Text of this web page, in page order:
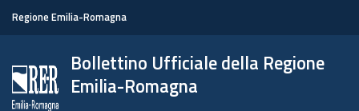
Regione Emilia-Romagna
Bollettino Ufficiale della Regione
Emilia-Romagna